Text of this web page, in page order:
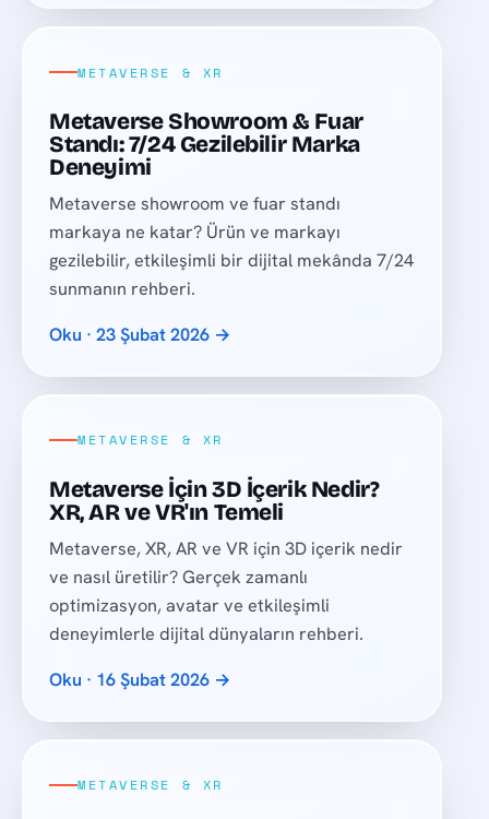
METAVERSE & XR
Metaverse Showroom & Fuar
Standı: 7/24 Gezilebilir Marka
Deneyimi
Metaverse showroom ve fuar standı
markaya ne katar? Ürün ve markayı
gezilebilir, etkileşimli bir dijital mekânda 7/24
sunmanın rehberi.
Oku · 23 Şubat 2026 →
METAVERSE & XR
Metaverse İçin 3D İçerik Nedir?
XR, AR ve VR'ın Temeli
Metaverse, XR, AR ve VR için 3D içerik nedir
ve nasıl üretilir? Gerçek zamanlı
optimizasyon, avatar ve etkileşimli
deneyimlerle dijital dünyaların rehberi.
Oku · 16 Şubat 2026 →
METAVERSE & XR